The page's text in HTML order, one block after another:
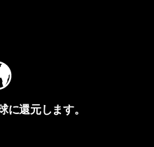
に還元します。